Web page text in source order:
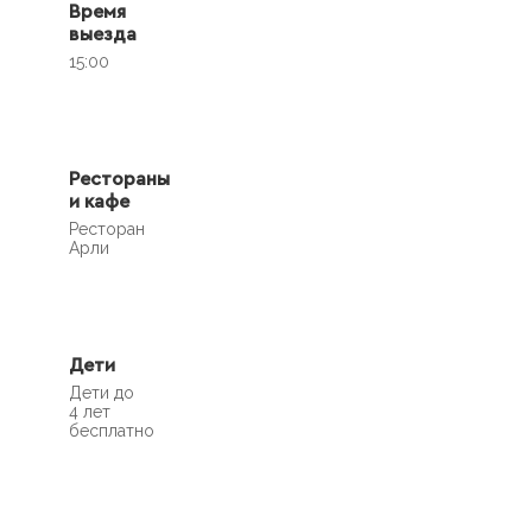
Время
выезда
15:00
Рестораны
и кафе
Ресторан
Арли
Дети
Дети до
4 лет
бесплатно